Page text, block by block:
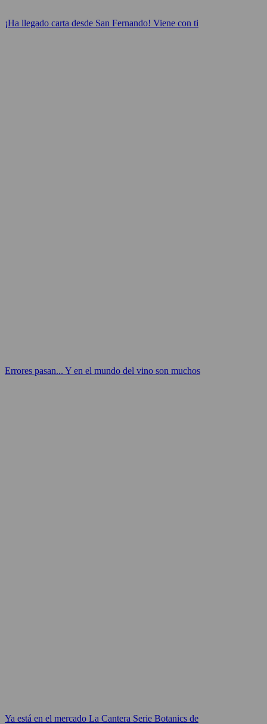
¡Ha llegado carta desde San Fernando! Viene con ti
Errores pasan... Y en el mundo del vino son muchos
Ya está en el mercado La Cantera Serie Botanics de